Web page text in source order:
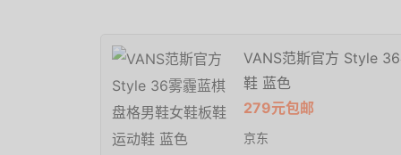
VANS范斯官方 Style
鞋 蓝色
279元包邮
京东